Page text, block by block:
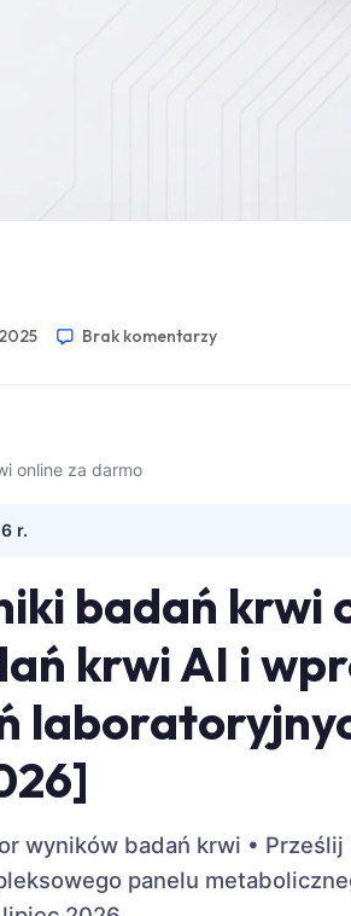
Brak komentarzy
online za darmo
r.
badań krwi
krwi AI i
wyników badań krwi •
panelu